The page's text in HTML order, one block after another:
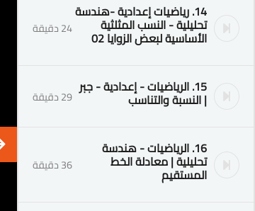
14. رياضيات إعدادية -هندسة
تحليلية - النسب المثلثية
الأساسية لبعض الزوايا 02 24 دقيقة
15. الرياضيات - إعدادية - جبر
| النسبة والتناسب 29 دقيقة
16. الرياضيات - هندسة
تحليلية | معادلة الخط
المستقيم 36 دقيقة